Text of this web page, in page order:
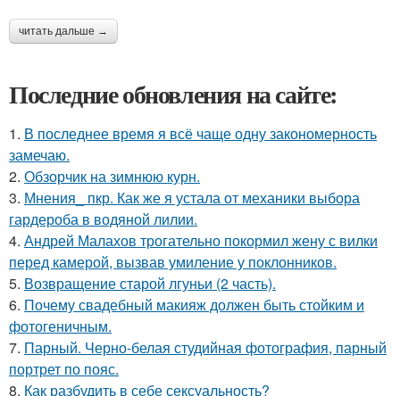
читать дальше →
Последние обновления на сайте:
1. В последнее время я всё чаще одну закономерность
замечаю.
2. Обзорчик на зимнюю курн.
3. Мнения_ пкр. Как же я устала от механики выбора
гардероба в водяной лилии.
4. Андрей Малахов трогательно покормил жену с вилки
перед камерой, вызвав умиление у поклонников.
5. Возвращение старой лгуньи (2 часть).
6. Почему свадебный макияж должен быть стойким и
фотогеничным.
7. Парный. Черно-белая студийная фотография, парный
портрет по пояс.
8. Как разбудить в себе сексуальность?